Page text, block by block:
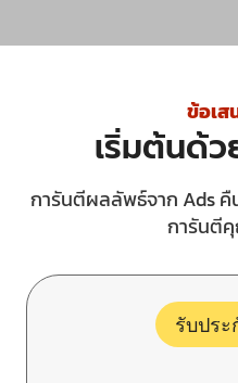
ข้อเ
เริ่มต้นด้ว
การันตีผลลัพธ์จาก Ads คื
การันตี
รับปร